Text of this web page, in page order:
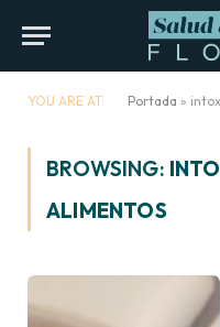
YOU ARE AT: Portada »
BROWSING:
ALIMENTOS